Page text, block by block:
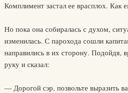
Комплимент застал ее врасплох. Как
Но пока она собиралась с духом,
изменилась. С парохода сошли
направились в их сторону. Подойдя,
руку и сказал:
— Дорогой сэр, позвольте выразить